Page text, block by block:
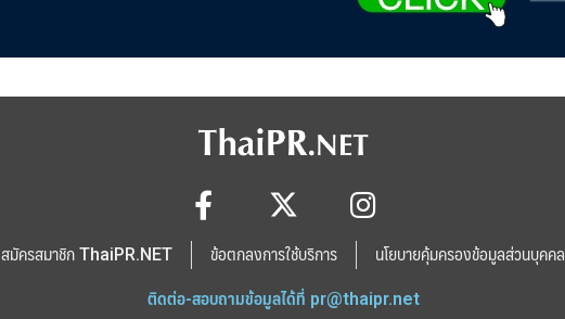
สมัครสมาชิก ThaiPR.NET ข้อตกลงการใช้บริการ นโยบายคุ้มครองข้อมูลส่วนบุคคล
ติดต่อ-สอบถามข้อมูลได้ที่ pr@thaipr.net